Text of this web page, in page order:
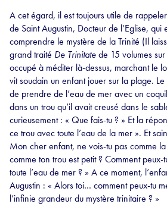
A cet égard, il est toujours utile de
de Saint Augustin, Docteur de l’Eglise, qui
comprendre le mystère de la Trinité (Il
grand traité De Trinitatede 15 volumes
occupé à méditer là-dessus, marchant le
vit soudain un enfant jouer sur la plage.
de prendre de l’eau de mer avec un
dans un trou qu’il avait creusé dans le
curieusement : « Que fais-tu ? » Et la
ce trou avec toute l’eau de la mer ». Et
Mon cher enfant, ne vois-tu pas comme
comme ton trou est petit ? Comment
toute l’eau de mer ? » A ce moment,
Augustin : « Alors toi… comment peux-tu
l’infinie grandeur du mystère trinitaire ? »